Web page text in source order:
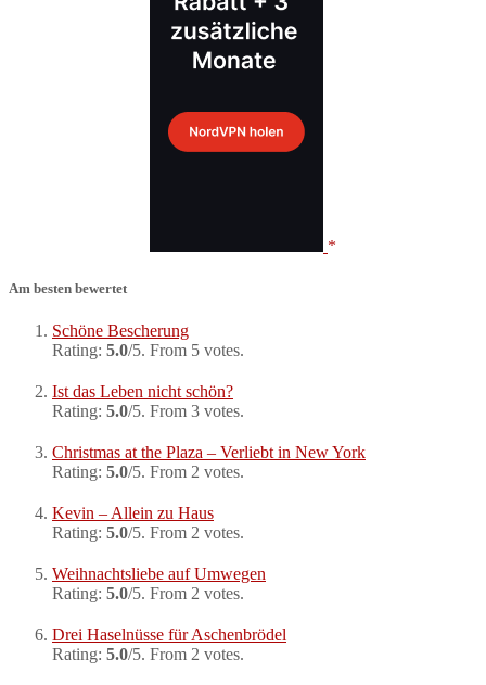
Am besten bewertet
Schöne Bescherung
Rating: 5.0/5. From 5 votes.
Ist das Leben nicht schön?
Rating: 5.0/5. From 3 votes.
Christmas at the Plaza – Verliebt in New York
Rating: 5.0/5. From 2 votes.
Kevin – Allein zu Haus
Rating: 5.0/5. From 2 votes.
Weihnachtsliebe auf Umwegen
Rating: 5.0/5. From 2 votes.
Drei Haselnüsse für Aschenbrödel
Rating: 5.0/5. From 2 votes.